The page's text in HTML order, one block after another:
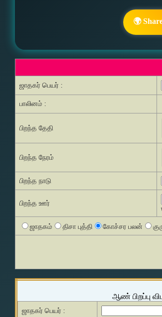
🌍
ஜாதகர் பெயர் :
பாலினம் :
பிறந்த தேதி
பிறந்த நேரம்
பிறந்த நாடு
பிறந்த ஊர்
ஜாதகம் திசா புத்தி கோச்சர பலன்
ஆண் பிறப்பு
ஜாதகர் பெயர் :